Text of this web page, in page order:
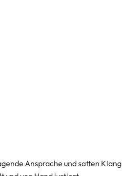
Ansprache und satten Klang